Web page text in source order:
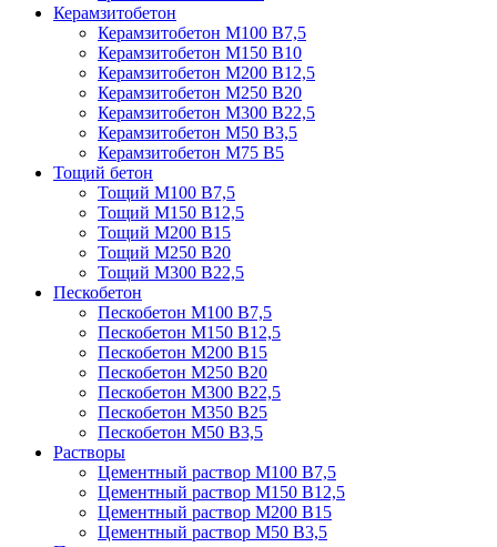
Керамзитобетон
Керамзитобетон М100 В7,5
Керамзитобетон М150 В10
Керамзитобетон М200 В12,5
Керамзитобетон М250 В20
Керамзитобетон М300 В22,5
Керамзитобетон М50 В3,5
Керамзитобетон М75 В5
Тощий бетон
Тощий М100 В7,5
Тощий М150 В12,5
Тощий М200 В15
Тощий М250 В20
Тощий М300 В22,5
Пескобетон
Пескобетон М100 В7,5
Пескобетон М150 В12,5
Пескобетон М200 В15
Пескобетон М250 В20
Пескобетон М300 В22,5
Пескобетон М350 В25
Пескобетон М50 В3,5
Растворы
Цементный раствор М100 В7,5
Цементный раствор М150 В12,5
Цементный раствор М200 В15
Цементный раствор М50 В3,5